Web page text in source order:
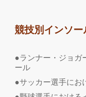
競技別インソ
●ランナー・ジョガ
ール
●サッカー選手にお